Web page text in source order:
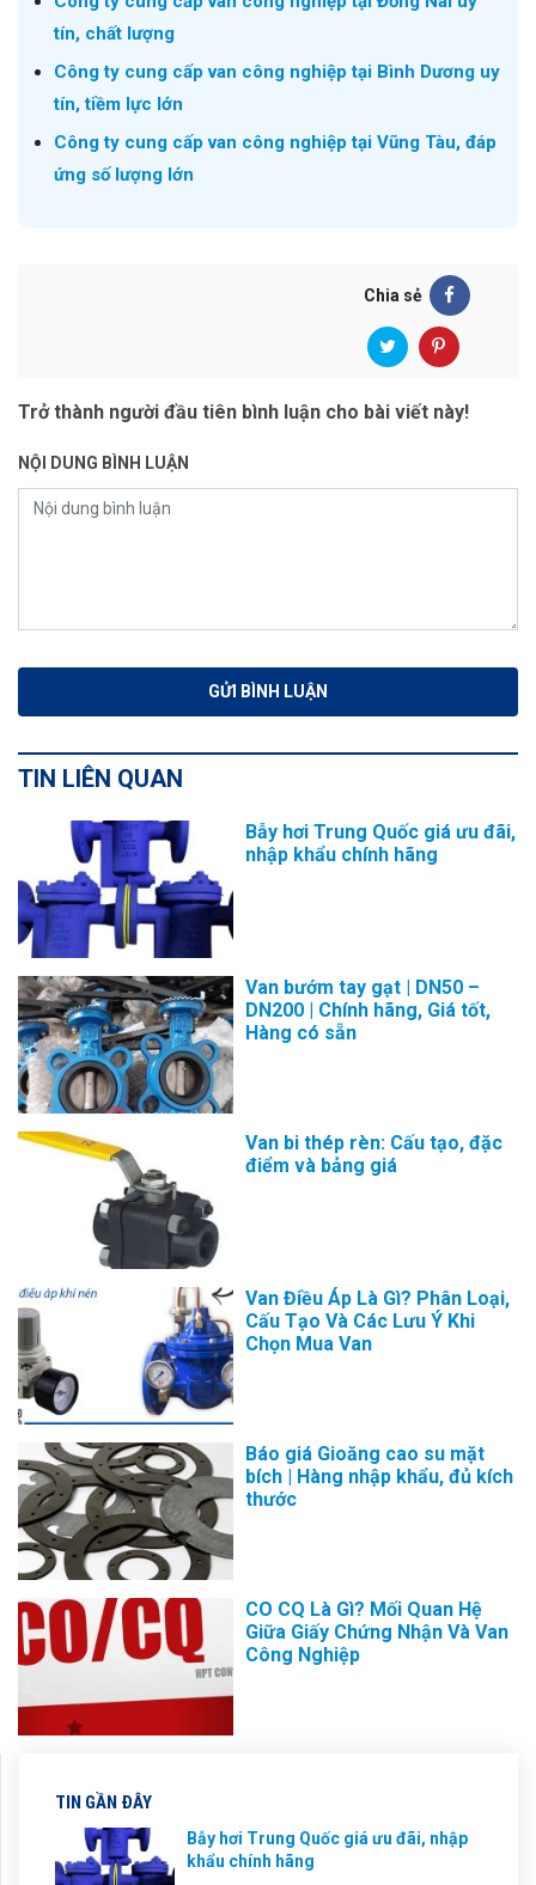
tín, chất lượng
Công ty cung cấp van công nghiệp tại Bình Dương uy
tín, tiềm lực lớn
Công ty cung cấp van công nghiệp tại Vũng Tàu, đáp
ứng số lượng lớn
Chia sẻ
Trở thành người đầu tiên bình luận cho bài viết này!
NỘI DUNG BÌNH LUẬN
TIN LIÊN QUAN
Bẫy hơi Trung Quốc giá ưu đãi,
nhập khẩu chính hãng
Van bướm tay gạt | DN50 –
DN200 | Chính hãng, Giá tốt,
Hàng có sẵn
Van bi thép rèn: Cấu tạo, đặc
điểm và bảng giá
Van Điều Áp Là Gì? Phân Loại,
Cấu Tạo Và Các Lưu Ý Khi
Chọn Mua Van
Báo giá Gioăng cao su mặt
bích | Hàng nhập khẩu, đủ kích
thước
CO CQ Là Gì? Mối Quan Hệ
Giữa Giấy Chứng Nhận Và Van
Công Nghiệp
TIN GẦN ĐÂY
Bẫy hơi Trung Quốc giá ưu đãi, nhập
khẩu chính hãng